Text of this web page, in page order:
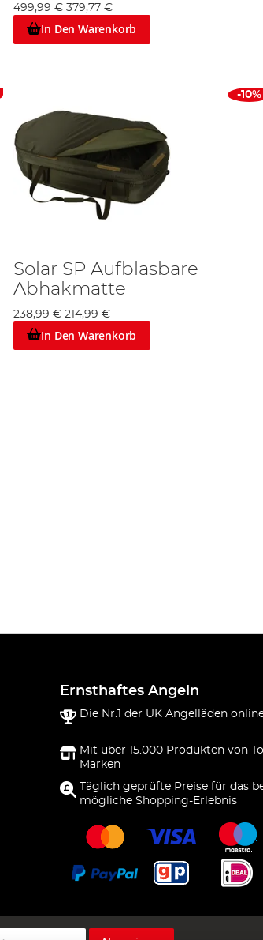
499,99 € 379,77 €
In Den Warenkorb
-10%
Solar SP Aufblasbare
Abhakmatte
238,99 € 214,99 €
In Den Warenkorb
Ernsthaftes Angeln
Die Nr.1 der UK Angelläden
Mit über 15.000 Produkten von
Marken
Täglich geprüfte Preise für das
mögliche Shopping-Erlebnis